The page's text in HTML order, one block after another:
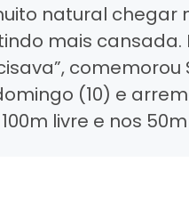
natural
mais cansada.
comemorou
(10) e
livre e nos